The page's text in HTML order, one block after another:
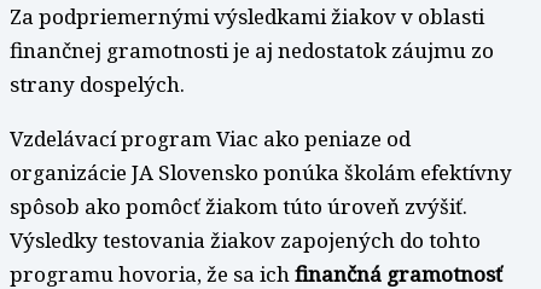
Za podpriemernými výsledkami žiakov v oblasti
finančnej gramotnosti je aj nedostatok záujmu zo
strany dospelých.
Vzdelávací program Viac ako peniaze od
organizácie JA Slovensko ponúka školám efektívny
spôsob ako pomôcť žiakom túto úroveň zvýšiť.
Výsledky testovania žiakov zapojených do tohto
programu hovoria, že sa ichfinančná gramotnosť